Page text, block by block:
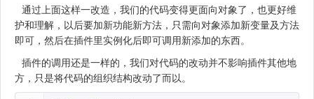
通过上面这样一改造，我们的代码变得更面向对象了，也更好维
护和理解，以后要加新功能新方法，只需向对象添加新变量及方法
即可，然后在插件里实例化后即可调用新添加的东西。
插件的调用还是一样的，我们对代码的改动并不影响插件其他地
方，只是将代码的组织结构改动了而以。